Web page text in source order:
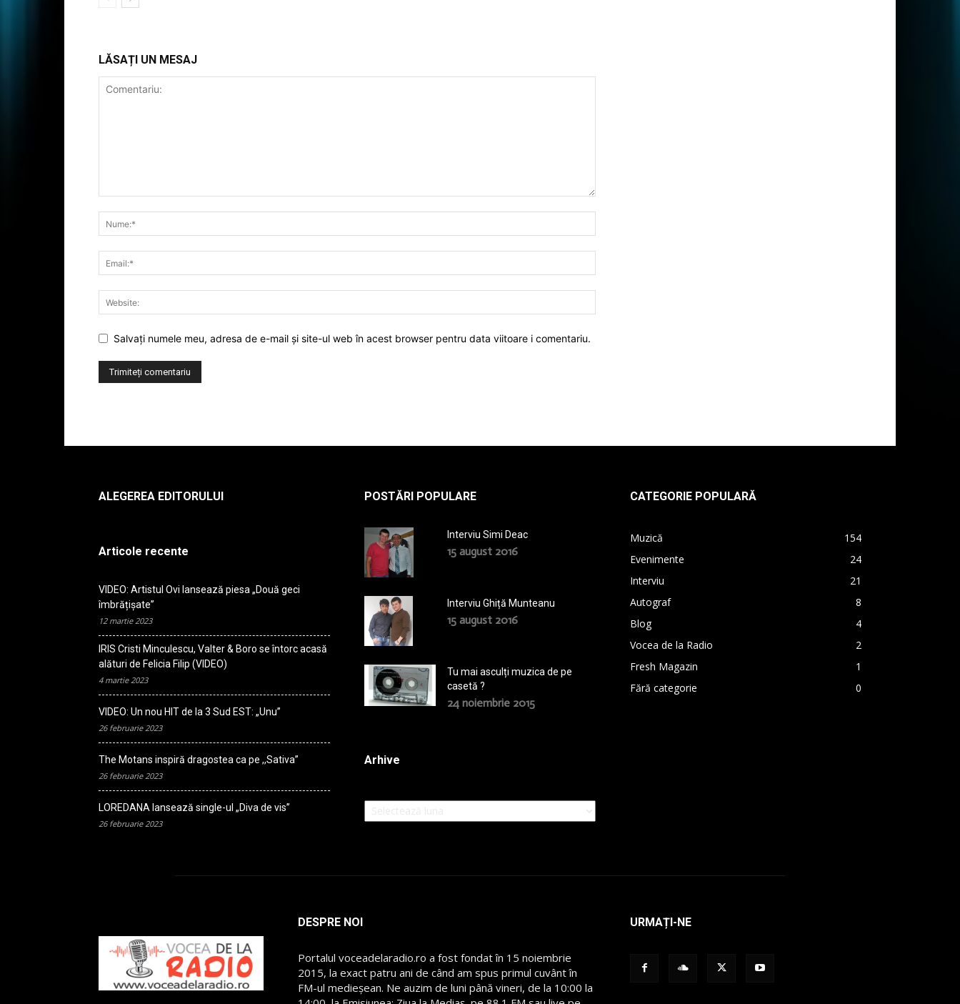
LĂSAȚI UN MESAJ
Salvați numele meu, adresa de e-mail și site-ul web în acest browser pentru data viitoare i comentariu.
ALEGEREA EDITORULUI
Articole recente
VIDEO: Artistul Ovi lansează piesa „Două geci
îmbrățișate”
12 martie 2023
IRIS Cristi Minculescu, Valter & Boro se întorc acasă
alături de Felicia Filip (VIDEO)
4 martie 2023
VIDEO: Un nou HIT de la 3 Sud EST: „Unu”
26 februarie 2023
The Motans inspiră dragostea ca pe ,,Sativa”
26 februarie 2023
LOREDANA lansează single-ul „Diva de vis”
26 februarie 2023
POSTĂRI POPULARE
Interviu Simi Deac
15 august 2016
Interviu Ghiță Munteanu
15 august 2016
Tu mai asculți muzica de pe
casetă ?
24 noiembrie 2015
Arhive
Arhive
CATEGORIE POPULARĂ
Muzică
154
Evenimente
24
Interviu
21
Autograf
8
Blog
4
Vocea de la Radio
2
Fresh Magazin
1
Fără categorie
0
DESPRE NOI
Portalul voceadelaradio.ro a fost fondat în 15 noiembrie
2015, la exact patru ani de când am spus primul cuvânt în
FM-ul medieșean. Ne auzim de luni până vineri, de la 10:00 la
URMAȚI-NE